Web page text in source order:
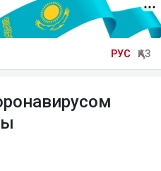
РУС ҚАЗ